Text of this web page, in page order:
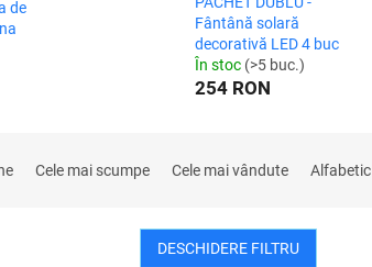
de
Fântână solară
decorativă LED 4 buc
În stoc (>5 buc.)
254 RON
Cele mai scumpe Cele mai vândute Alfabetic
DESCHIDERE FILTRU